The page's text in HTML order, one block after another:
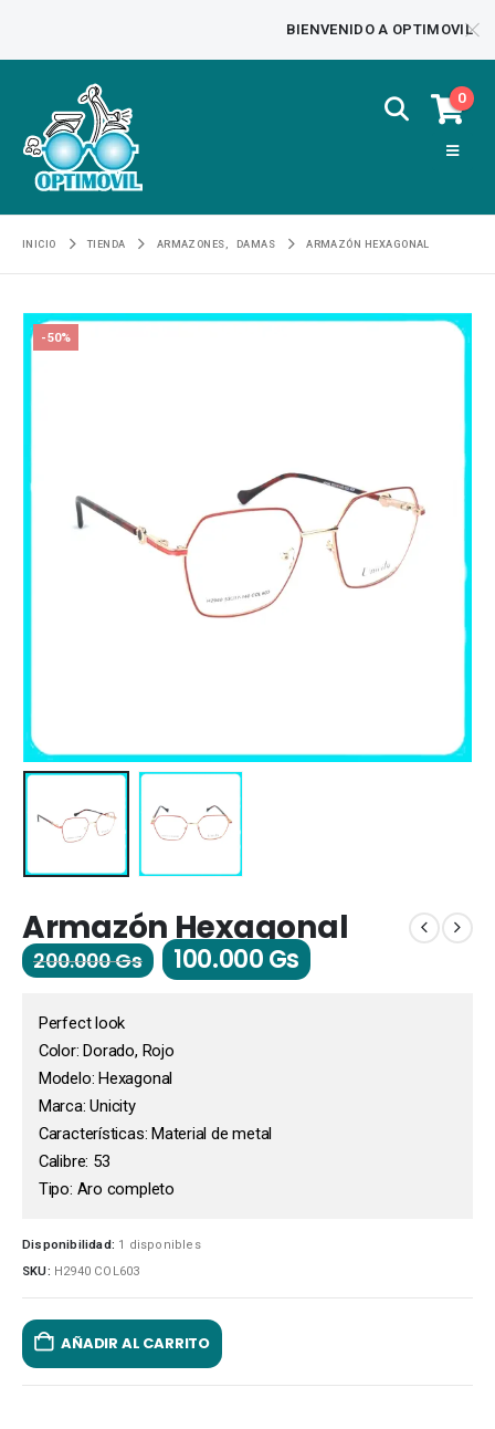
BIENVENIDO A OPTIMOVIL
0
INICIO TIENDA ARMAZONES DAMAS ARMAZÓN HEXAGONAL
-50%
Armazón Hexagonal
200.000Gs 100.000Gs
Perfect look
Color: Dorado, Rojo
Modelo: Hexagonal
Marca: Unicity
Características: Material de metal
Calibre: 53
Tipo: Aro completo
Disponibilidad: 1 disponibles
SKU: H2940 COL603
AÑADIR AL CARRITO